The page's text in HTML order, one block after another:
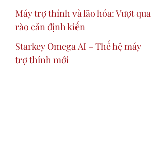
Máy trợ thính và lão hóa: Vượt qua
rào cản định kiến
Starkey Omega AI – Thế hệ máy
trợ thính mới